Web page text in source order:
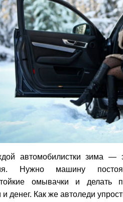
автомобилистки зима —
Нужно машину
омывачки и делать
денег. Как же автоледи